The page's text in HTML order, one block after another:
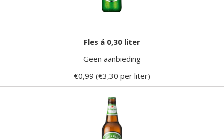
Fles á 0,30 liter
Geen aanbieding
€0,99 (€3,30 per liter)